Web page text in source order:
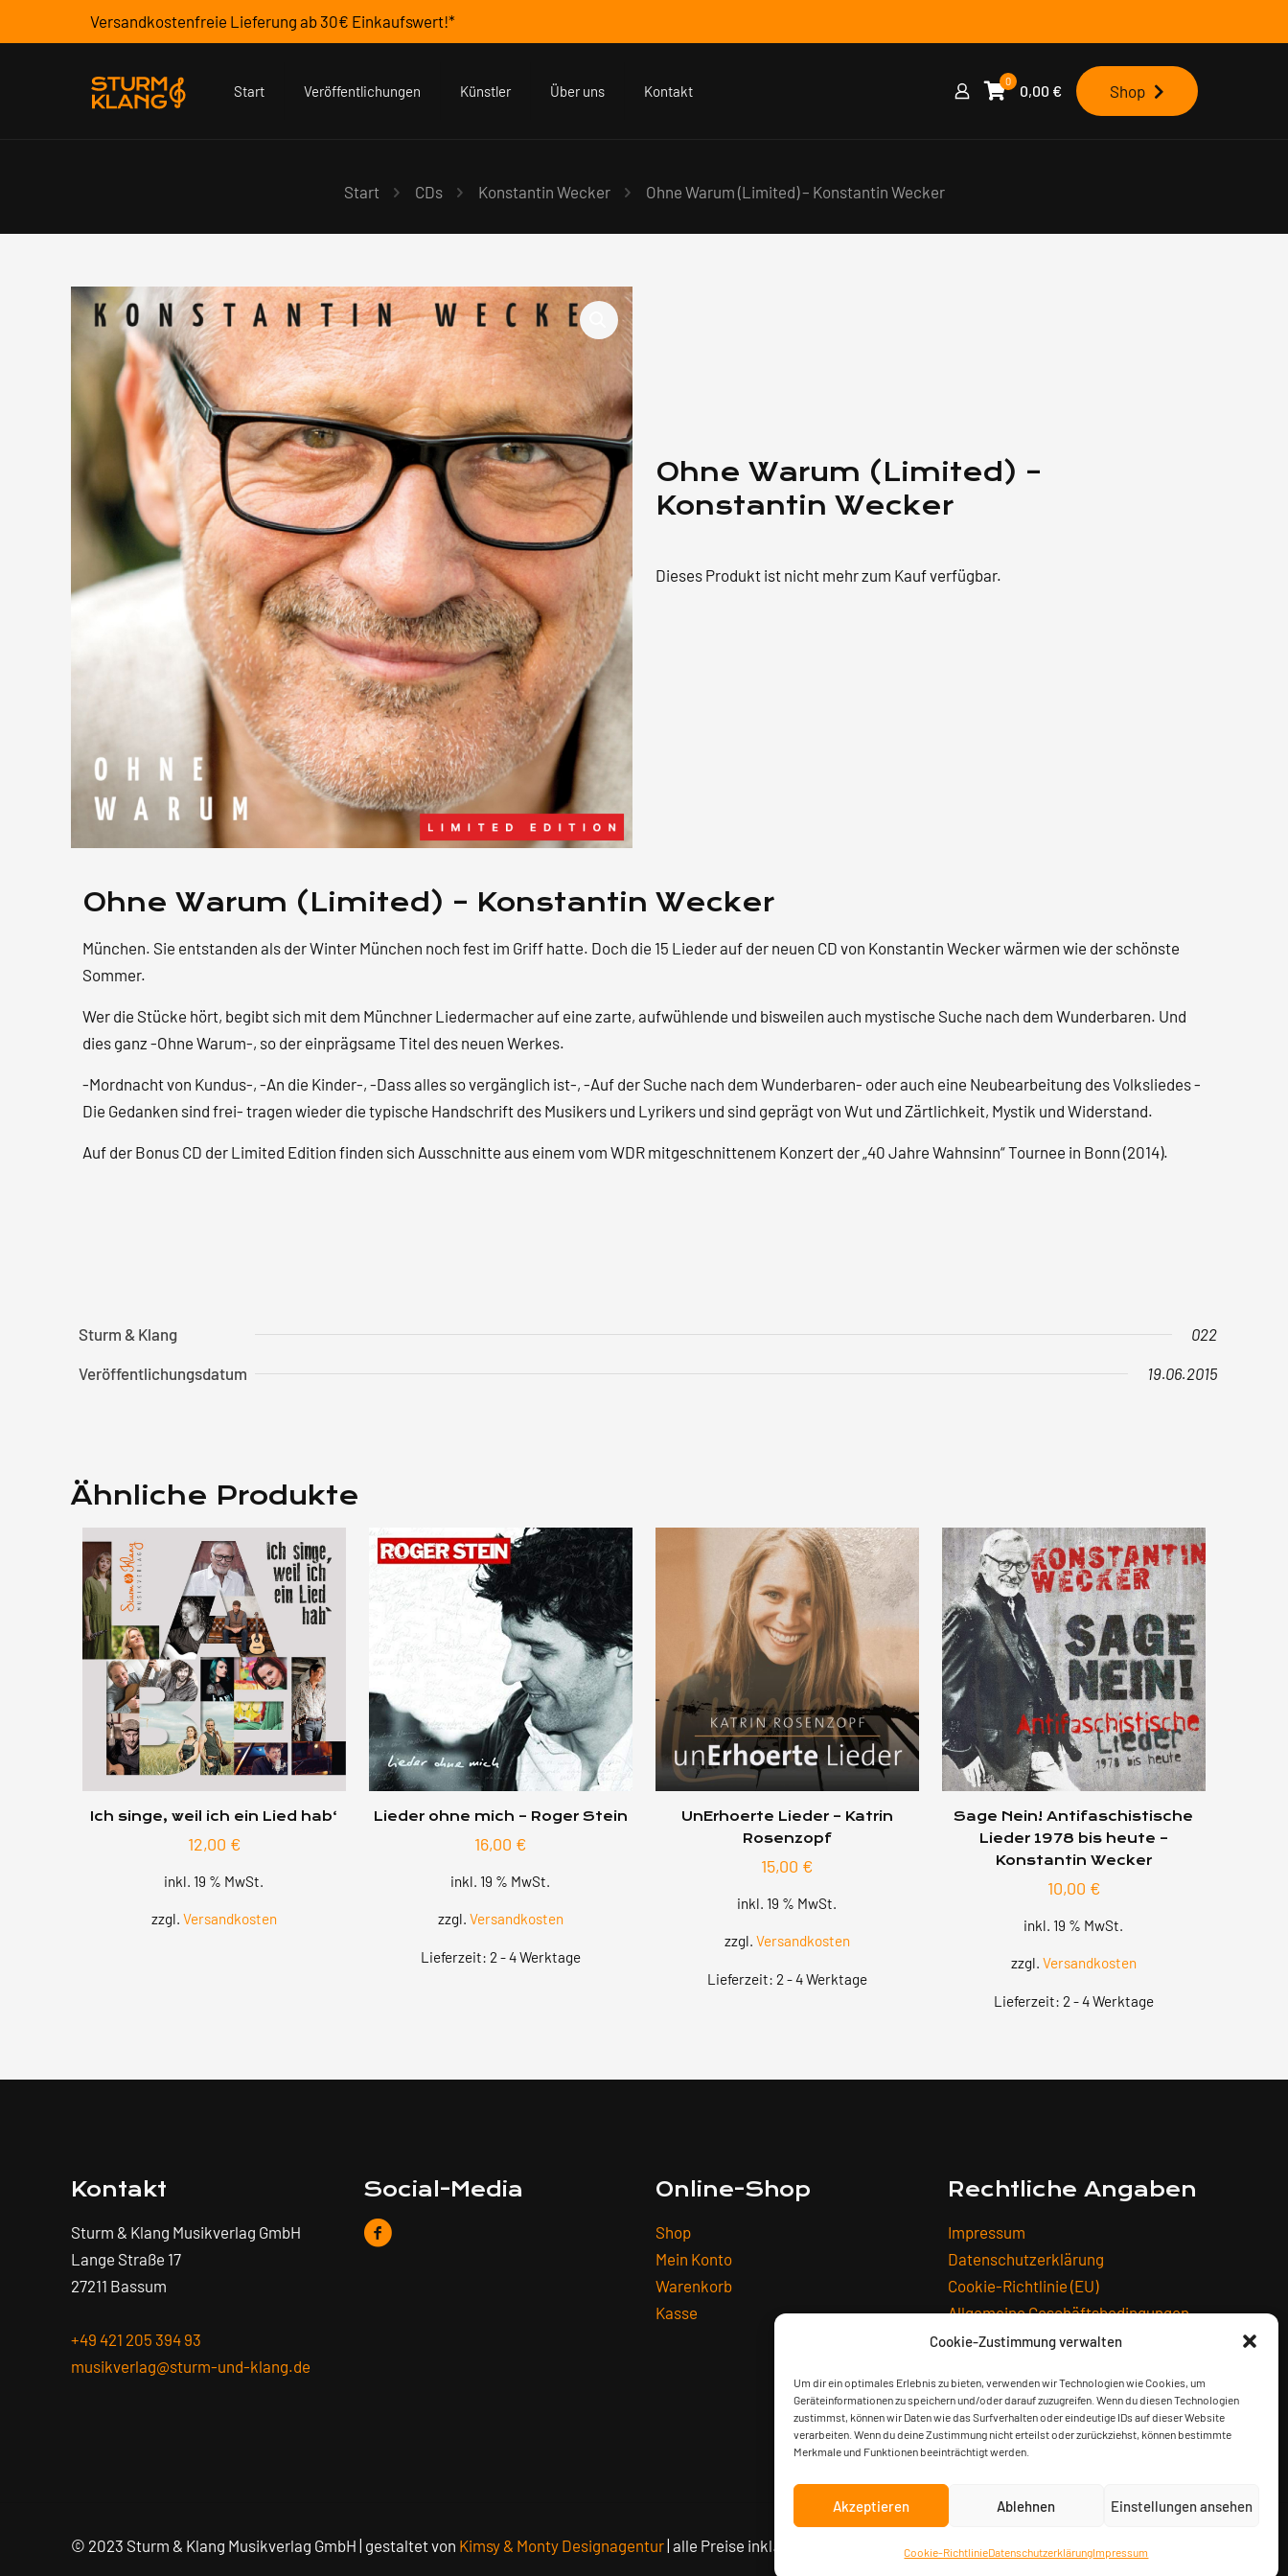
Cookie-Zustimmung verwalten
Um dir ein optimales Erlebnis zu bieten, verwenden wir Technologien wie Cookies, um
Geräteinformationen zu speichern und/oder darauf zuzugreifen. Wenn du diesen Technologien
zustimmst, können wir Daten wie das Surfverhalten oder eindeutige IDs auf dieser Website
verarbeiten. Wenn du deine Zustimmung nicht erteilst oder zurückziehst, können bestimmte
Merkmale und Funktionen beeinträchtigt werden.
Akzeptieren Ablehnen Einstellungen ansehen
Cookie-RichtlinieDatenschutzerklärungImpressum
Versandkostenfreie Lieferung ab 30€ Einkaufswert!*
Start Veröffentlichungen Künstler Über uns Kontakt
0
0,00 € Shop
Start CDs Konstantin Wecker Ohne Warum (Limited) – Konstantin Wecker
Ohne Warum (Limited) –
Konstantin Wecker
Dieses Produkt ist nicht mehr zum Kauf verfügbar.
Ohne Warum (Limited) – Konstantin Wecker
München. Sie entstanden als der Winter München noch fest im Griff hatte. Doch die 15 Lieder auf der neuen CD von Konstantin Wecker wärmen wie der schönste
Sommer.
Wer die Stücke hört, begibt sich mit dem Münchner Liedermacher auf eine zarte, aufwühlende und bisweilen auch mystische Suche nach dem Wunderbaren. Und
dies ganz -Ohne Warum-, so der einprägsame Titel des neuen Werkes.
-Mordnacht von Kundus-, -An die Kinder-, -Dass alles so vergänglich ist-, -Auf der Suche nach dem Wunderbaren- oder auch eine Neubearbeitung des Volksliedes -
Die Gedanken sind frei- tragen wieder die typische Handschrift des Musikers und Lyrikers und sind geprägt von Wut und Zärtlichkeit, Mystik und Widerstand.
Auf der Bonus CD der Limited Edition finden sich Ausschnitte aus einem vom WDR mitgeschnittenem Konzert der „40 Jahre Wahnsinn“ Tournee in Bonn (2014).
Sturm & Klang 022
Veröffentlichungsdatum 19.06.2015
Ähnliche Produkte
Ich singe, weil ich ein Lied hab‘
12,00 €
inkl. 19 % MwSt.
zzgl. Versandkosten
Lieder ohne mich – Roger Stein
16,00 €
inkl. 19 % MwSt.
zzgl. Versandkosten
Lieferzeit: 2 - 4 Werktage
UnErhoerte Lieder – Katrin
Rosenzopf
15,00 €
inkl. 19 % MwSt.
zzgl. Versandkosten
Lieferzeit: 2 - 4 Werktage
Sage Nein! Antifaschistische
Lieder 1978 bis heute –
Konstantin Wecker
10,00 €
inkl. 19 % MwSt.
zzgl. Versandkosten
Lieferzeit: 2 - 4 Werktage
Kontakt
Sturm & Klang Musikverlag GmbH
Lange Straße 17
27211 Bassum
+49 421 205 394 93
musikverlag@sturm-und-klang.de
Social-Media Online-Shop
Shop
Mein Konto
Warenkorb
Kasse
Rechtliche Angaben
Impressum
Datenschutzerklärung
Cookie-Richtlinie (EU)
Allgemeine Geschäftsbedingungen
Widerrufsbelehrung
Zahlungsarten
© 2023 Sturm & Klang Musikverlag GmbH | gestaltet von Kimsy & Monty Designagentur| alle Preise inkl. der gesetzlichen MwSt.